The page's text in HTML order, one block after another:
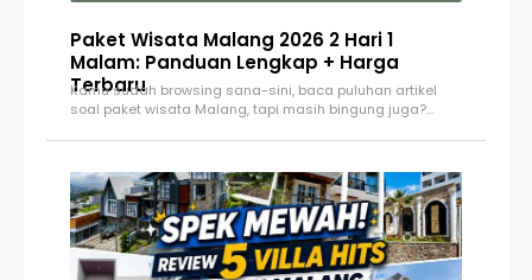
Paket Wisata Malang 2026 2 Hari 1
Malam: Panduan Lengkap + Harga
Terbaru
Kamu sudah browsing sana-sini, baca puluhan artikel
soal paket wisata Malang, tapi masih bingung juga?…